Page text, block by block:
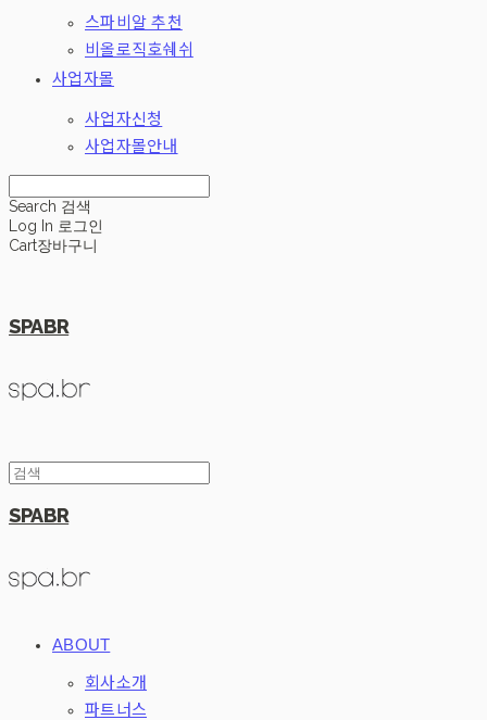
스파비알 추천
비올로직호쉐쉬
사업자몰
사업자신청
사업자몰안내
Search 검색
Log In 로그인
Cart장바구니
SPABR
SPABR
ABOUT
회사소개
파트너스